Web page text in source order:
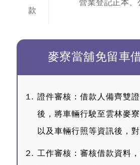
款
營業登記正本、
麥寮當舖免留車
證件審核：借款人備齊雙
後，將車輛行駛至雲林麥
以及車輛行照等資訊後，對
工作審核：審核借款資料